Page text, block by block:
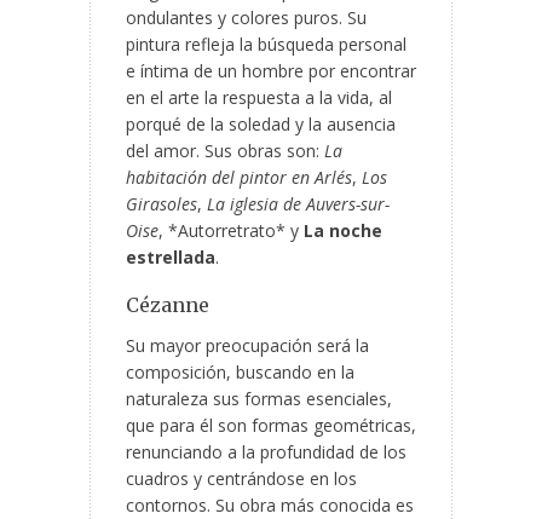
ondulantes y colores puros. Su
pintura refleja la búsqueda personal
e íntima de un hombre por encontrar
en el arte la respuesta a la vida, al
porqué de la soledad y la ausencia
del amor. Sus obras son: La
habitación del pintor en Arlés, Los
Girasoles, La iglesia de Auvers-sur-
Oise, *Autorretrato* y La noche
estrellada.
Cézanne
Su mayor preocupación será la
composición, buscando en la
naturaleza sus formas esenciales,
que para él son formas geométricas,
renunciando a la profundidad de los
cuadros y centrándose en los
contornos. Su obra más conocida es